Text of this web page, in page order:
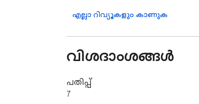
എല്ലാ റിവ്യൂകളും കാണുക
വിശദാംശങ്ങൾ
പതിപ്പ്
7